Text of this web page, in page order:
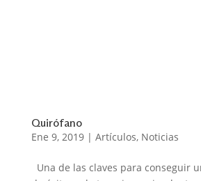
Quirófano
Ene 9, 2019| Artículos, Noticias
Una de las claves para conseguir